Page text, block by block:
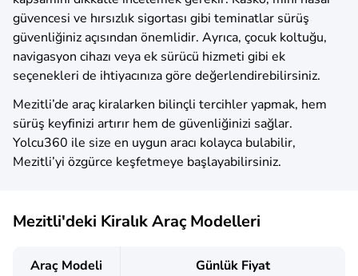
güvencesi ve hırsızlık sigortası gibi teminatlar sürüş
güvenliğiniz açısından önemlidir. Ayrıca, çocuk koltuğu,
navigasyon cihazı veya ek sürücü hizmeti gibi ek
seçenekleri de ihtiyacınıza göre değerlendirebilirsiniz.
Mezitli’de araç kiralarken bilinçli tercihler yapmak, hem
sürüş keyfinizi artırır hem de güvenliğinizi sağlar.
Yolcu360 ile size en uygun aracı kolayca bulabilir,
Mezitli’yi özgürce keşfetmeye başlayabilirsiniz.
Mezitli'deki Kiralık Araç Modelleri
Araç Modeli Günlük Fiyat